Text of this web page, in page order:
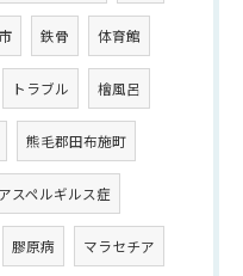
鉄骨 体育館
トラブル 檜風呂
熊毛郡田布施町
アスペルギルス症
膠原病 マラセチア